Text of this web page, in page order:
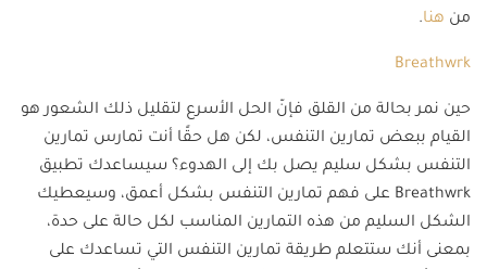
من هنا.
Breathwrk
حين نمر بحالة من القلق فإنّ الحل الأسرع لتقليل ذلك الشعور هو
القيام ببعض تمارين التنفس، لكن هل حقًا أنت تمارس تمارين
التنفس بشكل سليم يصل بك إلى الهدوء؟ سيساعدك تطبيق
Breathwrk على فهم تمارين التنفس بشكل أعمق، وسيعطيك
الشكل السليم من هذه التمارين المناسب لكل حالة على حدة،
بمعنى أنك ستتعلم طريقة تمارين التنفس التي تساعدك على